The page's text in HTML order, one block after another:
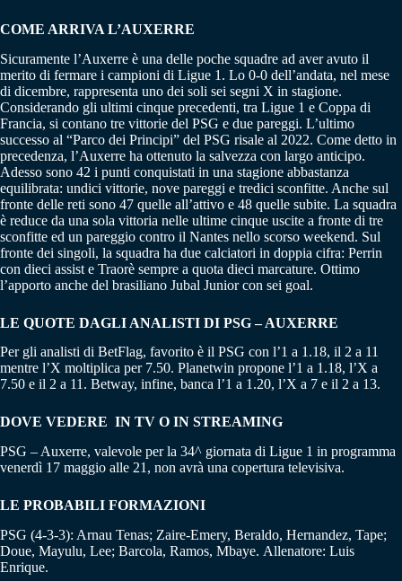
COME ARRIVA L’AUXERRE
Sicuramente l’Auxerre è una delle poche squadre ad aver avuto il
merito di fermare i campioni di Ligue 1. Lo 0-0 dell’andata, nel mese
di dicembre, rappresenta uno dei soli sei segni X in stagione.
Considerando gli ultimi cinque precedenti, tra Ligue 1 e Coppa di
Francia, si contano tre vittorie del PSG e due pareggi. L’ultimo
successo al “Parco dei Principi” del PSG risale al 2022. Come detto in
precedenza, l’Auxerre ha ottenuto la salvezza con largo anticipo.
Adesso sono 42 i punti conquistati in una stagione abbastanza
equilibrata: undici vittorie, nove pareggi e tredici sconfitte. Anche sul
fronte delle reti sono 47 quelle all’attivo e 48 quelle subite. La squadra
è reduce da una sola vittoria nelle ultime cinque uscite a fronte di tre
sconfitte ed un pareggio contro il Nantes nello scorso weekend. Sul
fronte dei singoli, la squadra ha due calciatori in doppia cifra: Perrin
con dieci assist e Traorè sempre a quota dieci marcature. Ottimo
l’apporto anche del brasiliano Jubal Junior con sei goal.
LE QUOTE DAGLI ANALISTI DI PSG – AUXERRE
Per gli analisti di BetFlag, favorito è il PSG con l’1 a 1.18, il 2 a 11
mentre l’X moltiplica per 7.50. Planetwin propone l’1 a 1.18, l’X a
7.50 e il 2 a 11. Betway, infine, banca l’1 a 1.20, l’X a 7 e il 2 a 13.
DOVE VEDERE IN TV O IN STREAMING
PSG – Auxerre, valevole per la 34^ giornata di Ligue 1 in programma
venerdì 17 maggio alle 21, non avrà una copertura televisiva.
LE PROBABILI FORMAZIONI
PSG (4-3-3): Arnau Tenas; Zaire-Emery, Beraldo, Hernandez, Tape;
Doue, Mayulu, Lee; Barcola, Ramos, Mbaye. Allenatore: Luis
Enrique.